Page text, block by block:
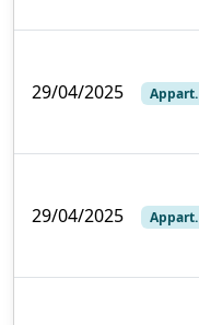
29/04/2025 Appart.
29/04/2025 Appart.